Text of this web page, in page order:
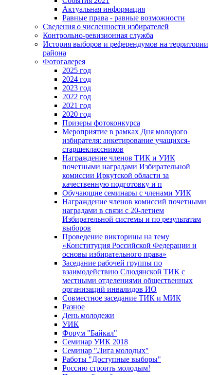
Актуальная информация
Равные права - равные возможности
Сведения о численности избирателей
Контрольно-ревизионная служба
История выборов и референдумов на территории
района
Фотогалерея
2025 год
2024 год
2023 год
2022 год
2021 год
2020 год
Призеры фотоконкурса
Мероприятие в рамках Дня молодого
избирателя: анкетирование учащихся-
старшеклассников
Награждение членов ТИК и УИК
почетными наградами Избирательной
комиссии Иркутской области за
качественную подготовку и п
Обучающие семинары с членами УИК
Награждение членов комиссий почетными
наградами в связи с 20-летием
Избирательной системы и по результатам
выборов
Проведение викторины на тему
«Конституция Российской Федерации и
основы избирательного права»
Заседание рабочей группы по
взаимодействию Слюдянской ТИК с
местными отделениями общественных
организаций инвалидов ИО
Совместное заседание ТИК и МИК
Разное
День молодежи
УИК
Форум "Байкал"
Семинар УИК 2018
Семинар "Лига молодых"
Работы "Доступные выборы"
Россию строить молодым!